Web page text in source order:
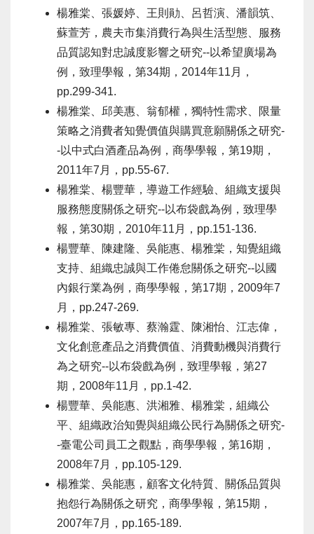
楊雅棠、張媛婷、王則勛、呂哲演、潘韻筑、
蘇萱芳，農夫市集消費行為與生活型態、服務
品質認知對忠誠度影響之研究--以希望廣場為
例，致理學報，第34期，2014年11月，
pp.299-341.
楊雅棠、邱美惠、翁郁權，獨特性需求、限量
策略之消費者知覺價值與購買意願關係之研究-
-以中式白酒產品為例，商學學報，第19期，
2011年7月，pp.55-67.
楊雅棠、楊豐華，導遊工作經驗、組織支援與
服務態度關係之研究--以布袋戲為例，致理學
報，第30期，2010年11月，pp.151-136.
楊豐華、陳建隆、吳能惠、楊雅棠，知覺組織
支持、組織忠誠與工作倦怠關係之研究--以國
內銀行業為例，商學學報，第17期，2009年7
月，pp.247-269.
楊雅棠、張敏專、蔡瀚霆、陳湘怡、江志偉，
文化創意產品之消費價值、消費動機與消費行
為之研究--以布袋戲為例，致理學報，第27
期，2008年11月，pp.1-42.
楊豐華、吳能惠、洪湘雅、楊雅棠，組織公
平、組織政治知覺與組織公民行為關係之研究-
-臺電公司員工之觀點，商學學報，第16期，
2008年7月，pp.105-129.
楊雅棠、吳能惠，顧客文化特質、關係品質與
抱怨行為關係之研究，商學學報，第15期，
2007年7月，pp.165-189.